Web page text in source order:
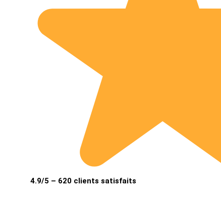
4.9/5 – 620 clients satisfaits